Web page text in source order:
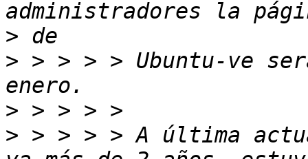
>
> > > > > Ubuntu-ve
>
> > > > > A última